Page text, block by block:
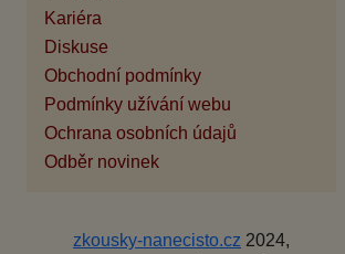
Kariéra
Diskuse
Obchodní podmínky
Podmínky užívání webu
Ochrana osobních údajů
Odběr novinek
zkousky-nanecisto.cz 2024,